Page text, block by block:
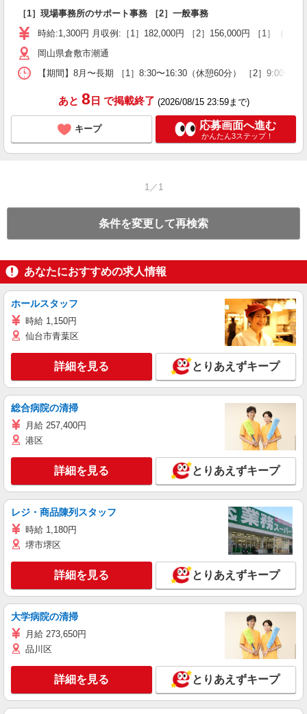
［1］現場事務所のサポート事務 ［2］一般事務
時給:1,300円 月収例:［1］182,000円 ［2］156,000円 ［1］（
岡山県倉敷市潮通
【期間】8月〜長期 ［1］8:30〜16:30（休憩60分） ［2］9:00〜
あと 8 日 で掲載終了 (2026/08/15 23:59まで)
キープ 応募画面へ進む
かんたん3ステップ！
1／1
条件を変更して再検索
あなたにおすすめの求人情報
ホールスタッフ
時給 1,150円
仙台市青葉区
詳細を見る とりあえずキープ
総合病院の清掃
月給 257,400円
港区
詳細を見る とりあえずキープ
レジ・商品陳列スタッフ
時給 1,180円
堺市堺区
詳細を見る とりあえずキープ
大学病院の清掃
月給 273,650円
品川区
詳細を見る とりあえずキープ